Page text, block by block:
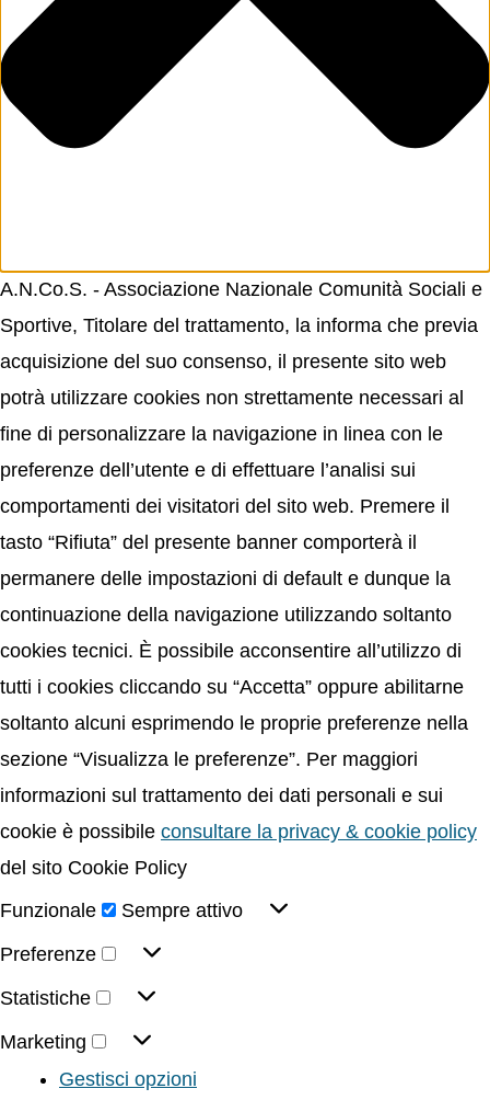
A.N.Co.S. - Associazione Nazionale Comunità Sociali e
Sportive, Titolare del trattamento, la informa che previa
acquisizione del suo consenso, il presente sito web
potrà utilizzare cookies non strettamente necessari al
fine di personalizzare la navigazione in linea con le
preferenze dell’utente e di effettuare l’analisi sui
comportamenti dei visitatori del sito web. Premere il
tasto “Rifiuta” del presente banner comporterà il
permanere delle impostazioni di default e dunque la
continuazione della navigazione utilizzando soltanto
cookies tecnici. È possibile acconsentire all’utilizzo di
tutti i cookies cliccando su “Accetta” oppure abilitarne
soltanto alcuni esprimendo le proprie preferenze nella
sezione “Visualizza le preferenze”. Per maggiori
informazioni sul trattamento dei dati personali e sui
cookie è possibile consultare la privacy & cookie policy
del sito Cookie Policy
Funzionale
Sempre attivo
Preferenze
Statistiche
Marketing
Gestisci opzioni